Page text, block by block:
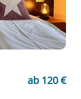
ab 120 €